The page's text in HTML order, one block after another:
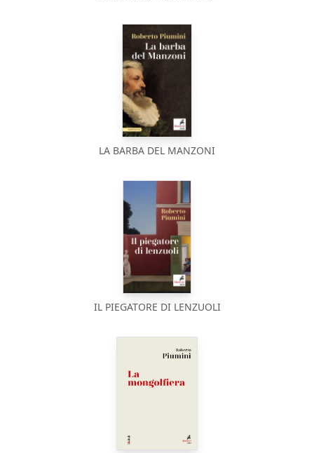
LA BARBA DEL MANZONI
IL PIEGATORE DI LENZUOLI